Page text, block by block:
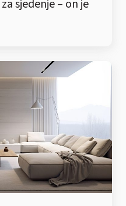
sjedenje – on je